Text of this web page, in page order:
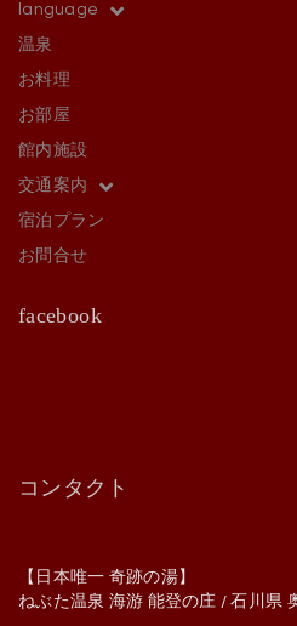
language
温泉
お料理
お部屋
館内施設
交通案内
宿泊プラン
お問合せ
facebook
コンタクト
【日本唯一 奇跡の湯】
ねぶた温泉 海游 能登の庄 / 石川県